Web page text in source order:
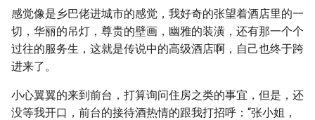
感觉像是乡巴佬进城市的感觉，我好奇的张望着酒店里的一
切，华丽的吊灯，尊贵的壁画，幽雅的装潢，还有那一个个
过往的服务生，这就是传说中的高级酒店啊，自己也终于跨
进来了。
小心翼翼的来到前台，打算询问住房之类的事宜，但是，还
没等我开口，前台的接待酒热情的跟我打招呼：“张小姐，